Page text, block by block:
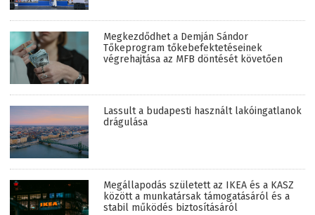
Megkezdődhet a Demján Sándor
Tőkeprogram tőkebefektetéseinek
végrehajtása az MFB döntését követően
Lassult a budapesti használt lakóingatlanok
drágulása
Megállapodás született az IKEA és a KASZ
között a munkatársak támogatásáról és a
stabil működés biztosításáról